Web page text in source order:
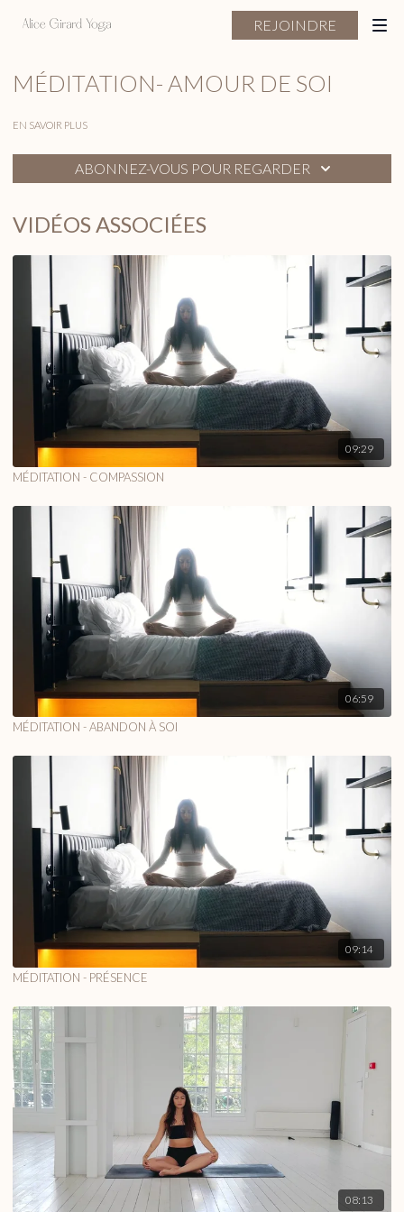
REJOINDRE
MÉDITATION- AMOUR DE SOI
EN SAVOIR PLUS
ABONNEZ-VOUS POUR REGARDER
VIDÉOS ASSOCIÉES
09:29
MÉDITATION - COMPASSION
06:59
MÉDITATION - ABANDON À SOI
09:14
MÉDITATION - PRÉSENCE
08:13